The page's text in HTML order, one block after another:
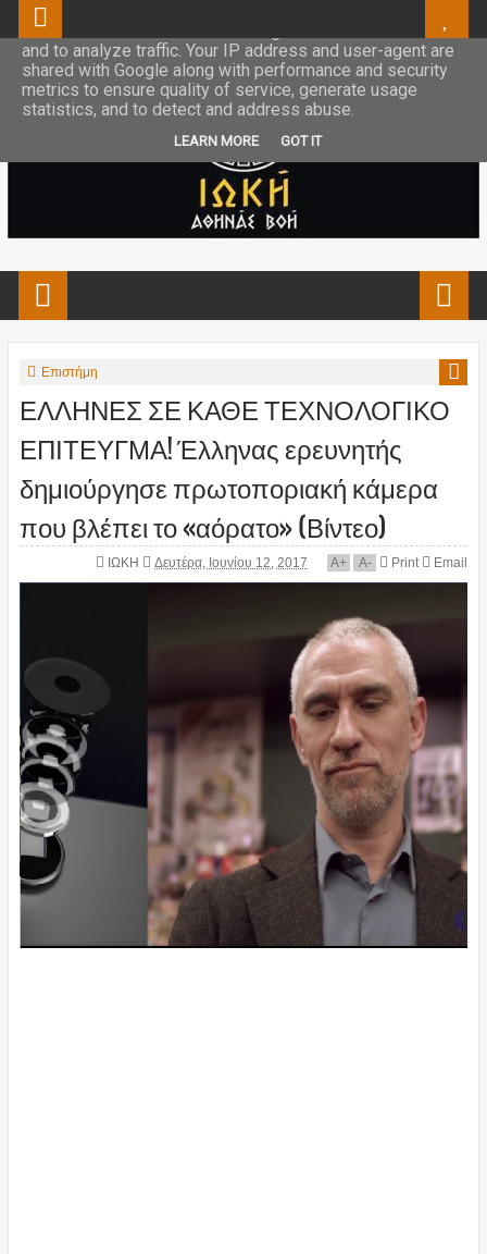
Επιστήμη
ΕΛΛΗΝΕΣ ΣΕ ΚΑΘΕ ΤΕΧΝΟΛΟΓΙΚΟ
ΕΠΙΤΕΥΓΜΑ! Έλληνας ερευνητής
δημιούργησε πρωτοποριακή κάμερα
που βλέπει το «αόρατο» (Βίντεο)
ΙΩΚΗ Δευτέρα, Ιουνίου 12, 2017 A+ A- Print Email
This site uses cookies from Google to deliver its services
and to analyze traffic. Your IP address and user-agent are
shared with Google along with performance and security
metrics to ensure quality of service, generate usage
statistics, and to detect and address abuse.
LEARN MORE GOT IT